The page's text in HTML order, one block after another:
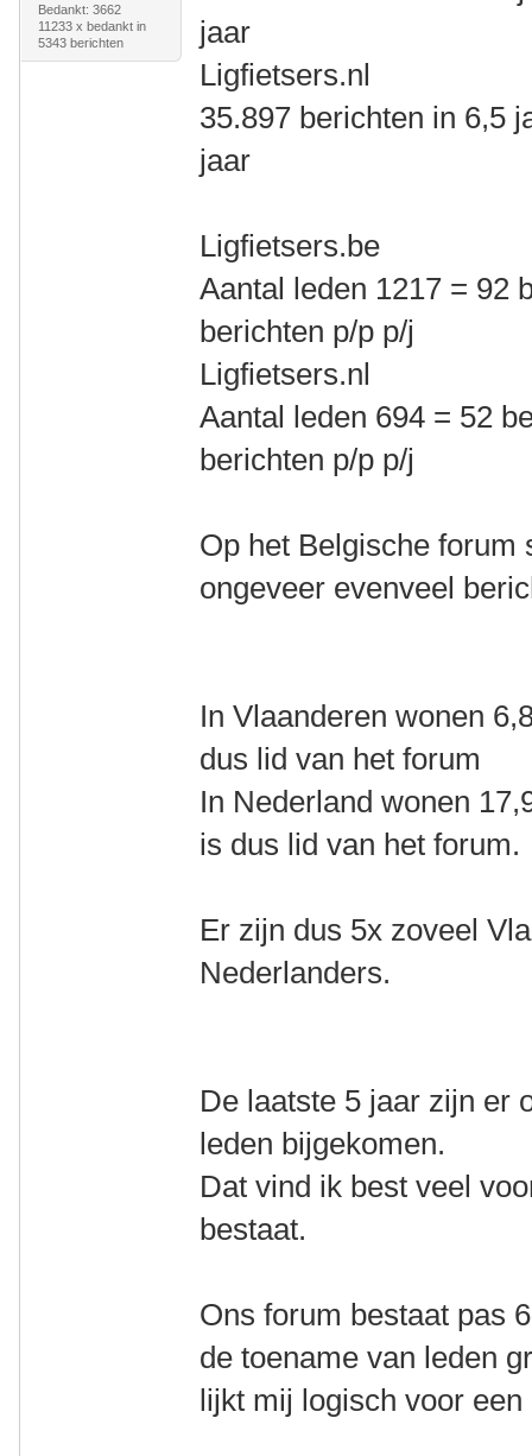
Bedankt: 3662
11233 x bedankt in
5343 berichten
jaar
Ligfietsers.nl
35.897 berichten in 6,5
jaar
Ligfietsers.be
Aantal leden 1217 = 92
berichten p/p p/j
Ligfietsers.nl
Aantal leden 694 = 52
berichten p/p p/j
Op het Belgische forum
ongeveer evenveel
In Vlaanderen wonen
dus lid van het forum
In Nederland wonen
is dus lid van het forum.
Er zijn dus 5x zoveel
Nederlanders.
De laatste 5 jaar zijn er
leden bijgekomen.
Dat vind ik best veel
bestaat.
Ons forum bestaat pas
de toename van leden
lijkt mij logisch voor